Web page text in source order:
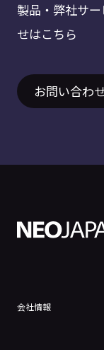
製品・弊社サ
せはこちら
お問い合わ
会社情報